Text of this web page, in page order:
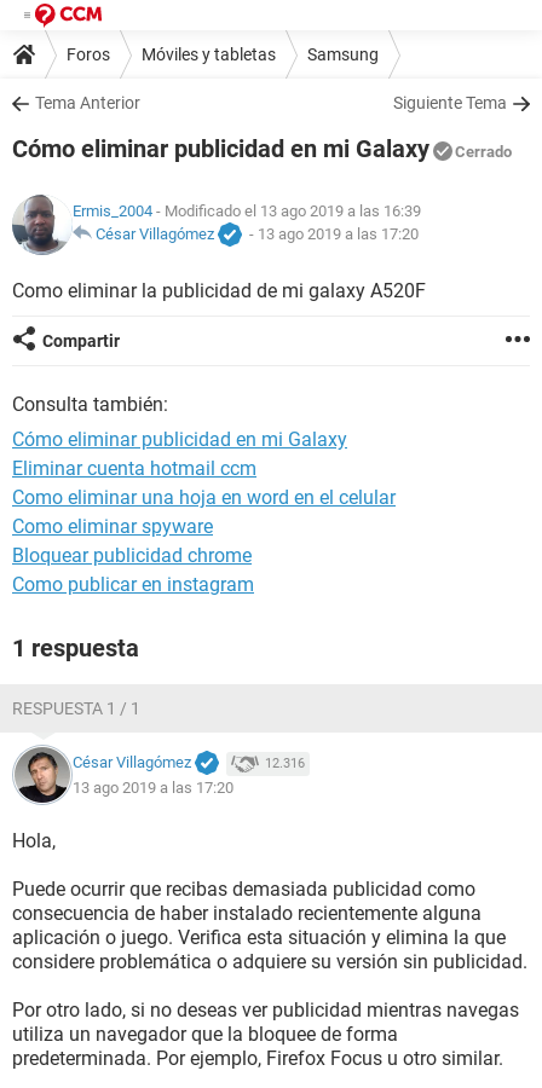
Foros Móviles y tabletas Samsung
Tema Anterior Siguiente Tema
Cómo eliminar publicidad en mi Galaxy Cerrado
Ermis_2004 - Modificado el 13 ago 2019 a las 16:39
César Villagómez
- 13 ago 2019 a las 17:20
Como eliminar la publicidad de mi galaxy A520F
Compartir
Consulta también:
Cómo eliminar publicidad en mi Galaxy
Eliminar cuenta hotmail ccm
Como eliminar una hoja en word en el celular
Como eliminar spyware
Bloquear publicidad chrome
Como publicar en instagram
1 respuesta
RESPUESTA 1 / 1
César Villagómez 12.316
13 ago 2019 a las 17:20
Hola,
Puede ocurrir que recibas demasiada publicidad como
consecuencia de haber instalado recientemente alguna
aplicación o juego. Verifica esta situación y elimina la que
considere problemática o adquiere su versión sin publicidad.
Por otro lado, si no deseas ver publicidad mientras navegas
utiliza un navegador que la bloquee de forma
predeterminada. Por ejemplo, Firefox Focus u otro similar.